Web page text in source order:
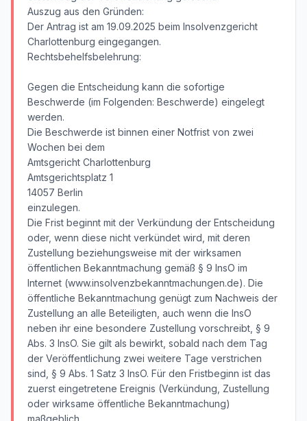
Auszug aus den Gründen:
Der Antrag ist am 19.09.2025 beim Insolvenzgericht
Charlottenburg eingegangen.
Rechtsbehelfsbelehrung:
Gegen die Entscheidung kann die sofortige
Beschwerde (im Folgenden: Beschwerde) eingelegt
werden.
Die Beschwerde ist binnen einer Notfrist von zwei
Wochen bei dem
Amtsgericht Charlottenburg
Amtsgerichtsplatz 1
14057 Berlin
einzulegen.
Die Frist beginnt mit der Verkündung der Entscheidung
oder, wenn diese nicht verkündet wird, mit deren
Zustellung beziehungsweise mit der wirksamen
öffentlichen Bekanntmachung gemäß § 9 InsO im
Internet (www.insolvenzbekanntmachungen.de). Die
öffentliche Bekanntmachung genügt zum Nachweis der
Zustellung an alle Beteiligten, auch wenn die InsO
neben ihr eine besondere Zustellung vorschreibt, § 9
Abs. 3 InsO. Sie gilt als bewirkt, sobald nach dem Tag
der Veröffentlichung zwei weitere Tage verstrichen
sind, § 9 Abs. 1 Satz 3 InsO. Für den Fristbeginn ist das
zuerst eingetretene Ereignis (Verkündung, Zustellung
oder wirksame öffentliche Bekanntmachung)
maßgeblich.